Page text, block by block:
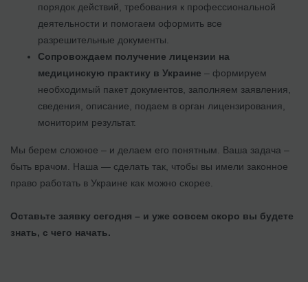
порядок действий, требования к профессиональной
деятельности и помогаем оформить все
разрешительные документы.
Сопровождаем получение лицензии на
медицинскую практику в Украине – формируем
необходимый пакет документов, заполняем заявления,
сведения, описание, подаем в орган лицензирования,
мониторим результат.
Мы берем сложное – и делаем его понятным. Ваша задача –
быть врачом. Наша — сделать так, чтобы вы имели законное
право работать в Украине как можно скорее.
Оставьте заявку сегодня – и уже совсем скоро вы будете
знать, с чего начать.